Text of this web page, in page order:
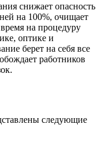
снижает опасность
на 100%, очищает
на процедуру
оптике и
берет на себя все
работников
следующие